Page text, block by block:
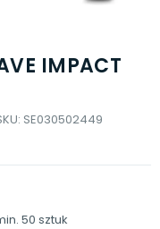
IMPACT
SE030502449
50 sztuk